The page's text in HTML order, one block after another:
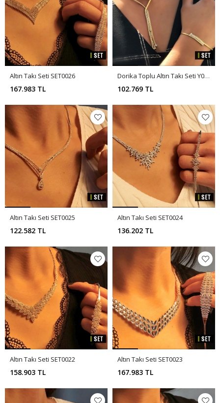
Altın Takı Seti SET0026
167.983 TL
Dorika Toplu Altın Takı Seti Y00369
102.769 TL
Altın Takı Seti SET0025
122.582 TL
Altın Takı Seti SET0024
136.202 TL
Altın Takı Seti SET0022
158.903 TL
Altın Takı Seti SET0023
167.983 TL